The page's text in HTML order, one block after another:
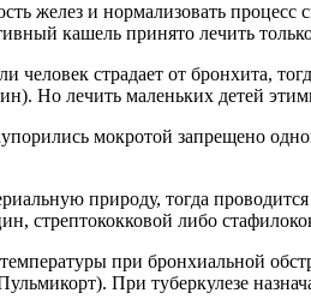
желез и нормализовать
кашель принято лечить
человек страдает от бронхита,
Но лечить маленьких детей
мокротой запрещено
природу, тогда
стрептококковой либо
при бронхиальной
При туберкулезе